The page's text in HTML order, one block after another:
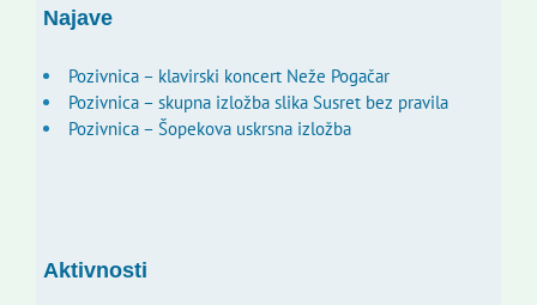
Najave
Pozivnica – klavirski koncert Neže Pogačar
Pozivnica – skupna izložba slika Susret bez pravila
Pozivnica – Šopekova uskrsna izložba
Aktivnosti